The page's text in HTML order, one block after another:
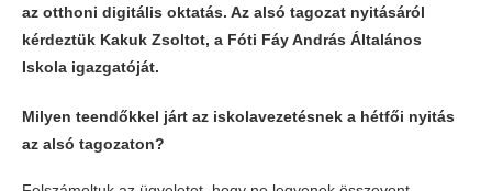
az otthoni digitális oktatás. Az alsó tagozat nyitásáról
kérdeztük Kakuk Zsoltot, a Fóti Fáy András Általános
Iskola igazgatóját.
Milyen teendőkkel járt az iskolavezetésnek a hétfői nyitás
az alsó tagozaton?